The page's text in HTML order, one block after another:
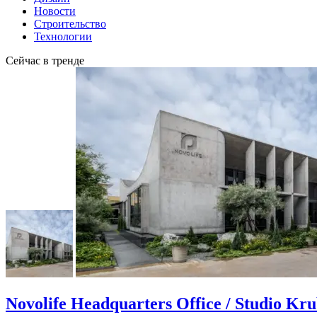
Новости
Строительство
Технологии
Сейчас в тренде
Novolife Headquarters Office / Studio